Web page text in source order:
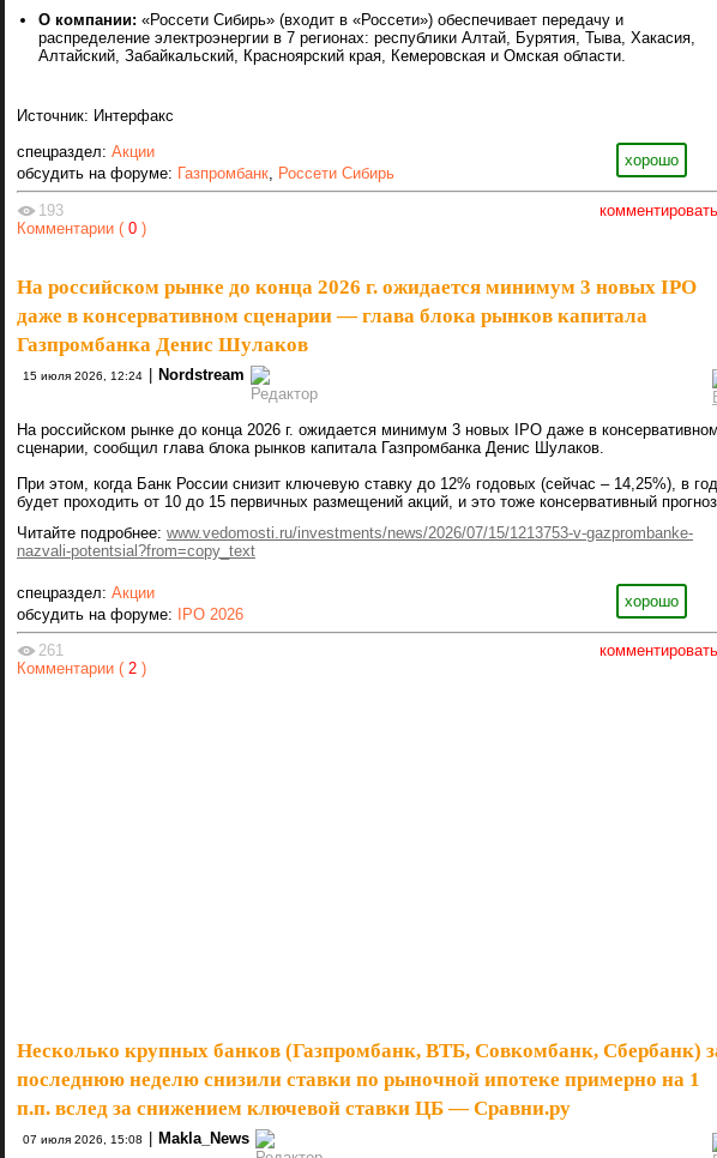
О компании: «Россети Сибирь» (входит в «Россети») обеспечивает передачу и
распределение электроэнергии в 7 регионах: республики Алтай, Бурятия, Тыва, Хакасия,
Алтайский, Забайкальский, Красноярский края, Кемеровская и Омская области.
Источник: Интерфакс
хорошо
спецраздел: Акции
обсудить на форуме: Газпромбанк, Россети Сибирь
комментировать
193
Комментарии ( 0 )
На российском рынке до конца 2026 г. ожидается минимум 3 новых IPO
даже в консервативном сценарии — глава блока рынков капитала
Газпромбанка Денис Шулаков
15 июля 2026, 12:24 | Nordstream
На российском рынке до конца 2026 г. ожидается минимум 3 новых IPO даже в
сценарии, сообщил глава блока рынков капитала Газпромбанка Денис Шулаков.
При этом, когда Банк России снизит ключевую ставку до 12% годовых (сейчас – 14,25%), в год
будет проходить от 10 до 15 первичных размещений акций, и это тоже консервативный
Читайте подробнее: www.vedomosti.ru/investments/news/2026/07/15/1213753-v-gazprombanke-
nazvali-potentsial?from=copy_text
хорошо
спецраздел: Акции
обсудить на форуме:
IPO 2026
комментировать
261
Комментарии ( 2 )
Несколько крупных банков (Газпромбанк, ВТБ, Совкомбанк, Сбербанк)
последнюю неделю снизили ставки по рыночной ипотеке примерно на 1
п.п. вслед за снижением ключевой ставки ЦБ — Сравни.ру
07 июля 2026, 15:08 Makla_News